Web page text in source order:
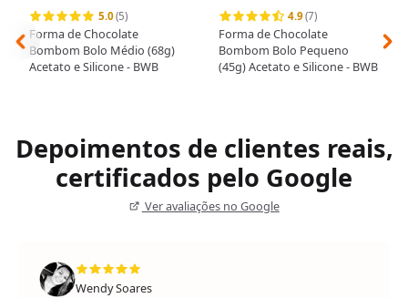
5.0(5)
Forma de Chocolate
Bombom Bolo Médio (68g)
Acetato e Silicone - BWB
4.9(7)
Forma de Chocolate
Bombom Bolo Pequeno
(45g) Acetato e Silicone - BWB
Depoimentos de clientes reais,
certificados pelo Google
Ver avaliações no Google
Wendy Soares